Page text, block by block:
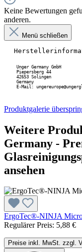
Keine Bewertungen
anderen.
Menü schließen
Unger Germany GmbH
Piepersberg 44
42653 Solingen
Germany
E-Mail:
Produktgalerie
Weitere
Germany -
ansehen
ErgoTec®-NINJA
Regulärer Preis: 5,88 €
Preise inkl. MwSt. zzgl.